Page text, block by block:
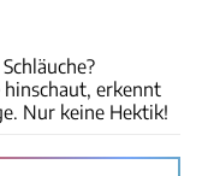
hinschaut, erkennt
Nur keine Hektik!